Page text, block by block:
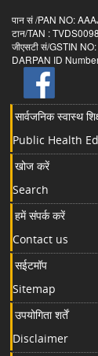
पान सं /PAN NO:
टान/TAN :
जीएसटी सं/GSTIN
DARPAN ID
सार्वजनिक स्वास्थ
Public Health
खोज करें
Search
हमें संपर्क करें
Contact us
सईटमॉप
Sitemap
उपयोगिता शर्तें
Disclaimer